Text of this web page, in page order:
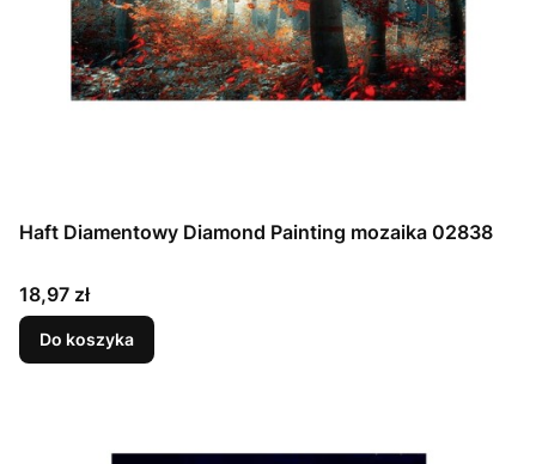
Haft Diamentowy Diamond Painting mozaika 02838
Cena
18,97 zł
Do koszyka